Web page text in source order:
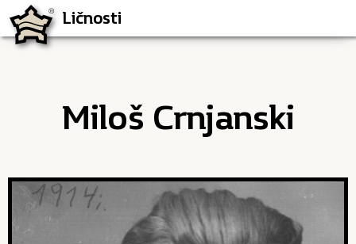
Ličnosti
Ličnosti
Miloš Crnjanski